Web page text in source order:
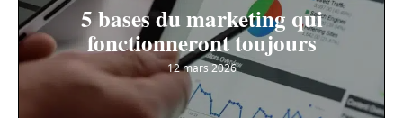
5 bases du marketing qui
fonctionneront toujours
12 mars 2026